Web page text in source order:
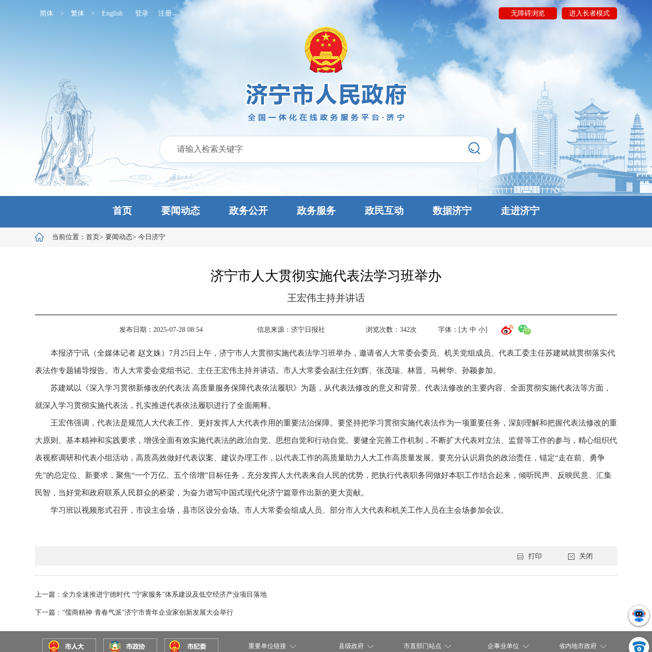
简体 > 繁体 > English 登录 注册 无障碍浏览 进入长者模式
首页 要闻动态 政务公开 政务服务 政民互动 数据济宁 走进济宁
当前位置： 首页> 要闻动态> 今日济宁
济宁市人大贯彻实施代表法学习班举办
王宏伟主持并讲话
发布日期：2025-07-28 08:54 信息来源： 济宁日报社 浏览次数： 342次 字体：[大 中 小]
本报济宁讯（全媒体记者 赵文姝）7月25日上午，济宁市人大贯彻实施代表法学习班举办，邀请省人大常委会委员、机关党组成员、代表工委主任苏建斌就贯彻落实代
表法作专题辅导报告。市人大常委会党组书记、主任王宏伟主持并讲话。市人大常委会副主任刘辉、张茂瑞、林晋、马树华、孙颖参加。
苏建斌以《深入学习贯彻新修改的代表法 高质量服务保障代表依法履职》为题，从代表法修改的意义和背景、代表法修改的主要内容、全面贯彻实施代表法等方面，
就深入学习贯彻实施代表法，扎实推进代表依法履职进行了全面阐释。
王宏伟强调，代表法是规范人大代表工作、更好发挥人大代表作用的重要法治保障。要坚持把学习贯彻实施代表法作为一项重要任务，深刻理解和把握代表法修改的重
大原则、基本精神和实践要求，增强全面有效实施代表法的政治自觉、思想自觉和行动自觉。要健全完善工作机制，不断扩大代表对立法、监督等工作的参与，精心组织代
表视察调研和代表小组活动，高质高效做好代表议案、建议办理工作，以代表工作的高质量助力人大工作高质量发展。要充分认识肩负的政治责任，锚定“走在前、勇争
先”的总定位、新要求，聚焦“一个万亿、五个倍增”目标任务，充分发挥人大代表来自人民的优势，把执行代表职务同做好本职工作结合起来，倾听民声、反映民意、汇集
民智，当好党和政府联系人民群众的桥梁，为奋力谱写中国式现代化济宁篇章作出新的更大贡献。
学习班以视频形式召开，市设主会场，县市区设分会场。市人大常委会组成人员、部分市人大代表和机关工作人员在主会场参加会议。
打印 关闭
上一篇：全力全速推进宁德时代 “宁家服务”体系建设及低空经济产业项目落地
下一篇：“儒商精神·青春气派”济宁市青年企业家创新发展大会举行
重要单位链接 县级政府 市直部门站点 企事业单位 省内地市政府